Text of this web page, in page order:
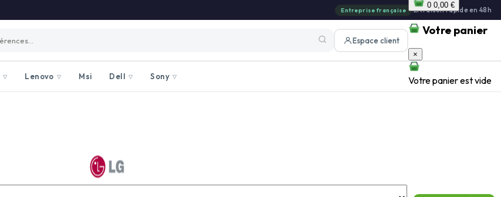
Entreprise française |Livraison rapide en 48h
Espace client
0 0,00 €
Votre panier
×
Votre panier est vide
▽ Lenovo ▽ Msi Dell ▽ Sony ▽